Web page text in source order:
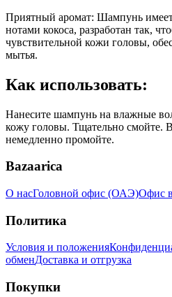
Приятный аромат: Шампунь имеет
нотами кокоса, разработан так,
чувствительной кожи головы,
мытья.
Как использовать:
Нанесите шампунь на влажные
кожу головы. Тщательно смойте. В
немедленно промойте.
Bazaarica
О насГоловной офис (ОАЭ)Офис
Политика
Условия и положения
обменДоставка и отгрузка
Покупки